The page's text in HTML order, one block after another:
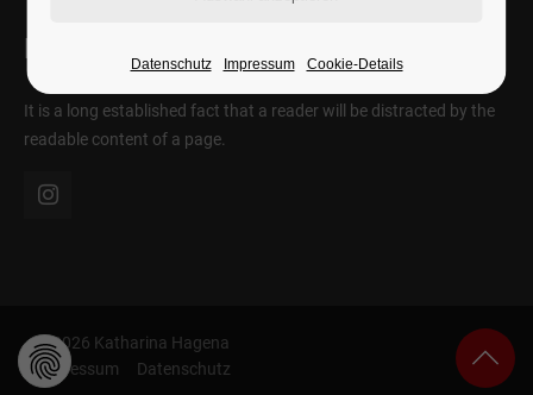
Follow Us
It is a long established fact that a reader will be distracted by the
readable content of a page.
© 2026 Katharina Hagena
Impressum
Datenschutz
Datenschutz Impressum Cookie-Details